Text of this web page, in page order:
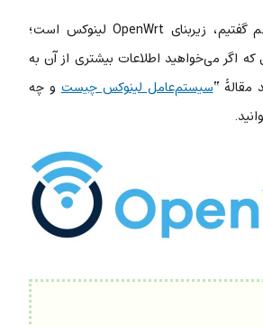
همان‌طور که بالاتر هم گفتیم، زیربنای OpenWrt لینوکس است؛
اگر می‌خواهید اطلاعات بیشتری از آن به
مقالۀ “سیستم‌عامل لینوکس چیستو چه